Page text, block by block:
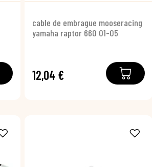
cable de embrague mooseracing
yamaha raptor 660 01-05
12,04 €